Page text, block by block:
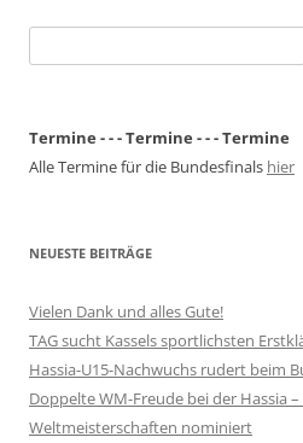
nach:
Termine - - - Termine - - - Termine
Alle Termine für die Bundesfinals hier
NEUESTE BEITRÄGE
Vielen Dank und alles Gute!
TAG sucht Kassels sportlichsten
Hassia-U15-Nachwuchs rudert beim
Doppelte WM-Freude bei der Hassia
Weltmeisterschaften nominiert